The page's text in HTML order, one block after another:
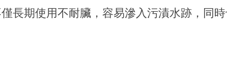
長期使用不耐臟，容易滲入污漬水跡，同